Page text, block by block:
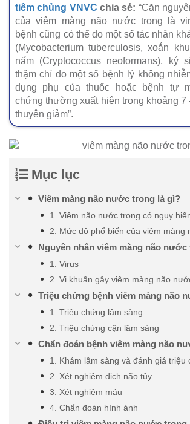
tiêm chủng VNVC chia sẻ: “Căn
của viêm màng não nước trong là
bệnh cũng có thể do một số tác nhân
(Mycobacterium tuberculosis, xoắn
nấm (Cryptococcus neoformans), ký
thậm chí do một số bệnh lý không
dụng phụ của thuốc hoặc bệnh tự
chứng thường xuất hiện trong khoảng 7
thuyên giảm”.
Mục lục
Viêm màng não nước trong là gì?
1. Viêm não nước trong có nguy
2. Mức độ phổ biến của viêm màng
Nguyên nhân viêm màng não nước
1. Virus
2. Vi khuẩn gây viêm màng não
Triệu chứng bệnh viêm màng não
1. Triệu chứng lâm sàng
2. Triệu chứng cận lâm sàng
Chẩn đoán bệnh viêm màng não
1. Khám lâm sàng và đánh giá triệu
2. Xét nghiệm dịch não tủy
3. Xét nghiệm máu
4. Chẩn đoán hình ảnh